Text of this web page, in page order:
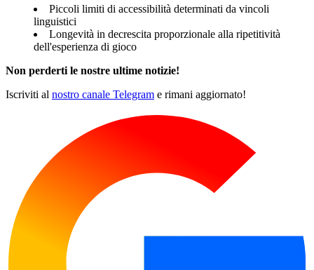
Piccoli limiti di accessibilità determinati da vincoli
linguistici
Longevità in decrescita proporzionale alla ripetitività
dell'esperienza di gioco
Non perderti le nostre ultime notizie!
Iscriviti al nostro canale Telegram e rimani aggiornato!